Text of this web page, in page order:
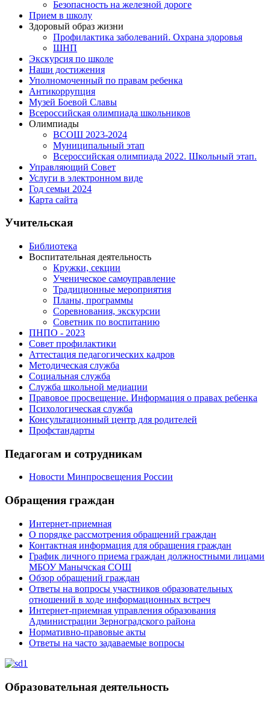
Безопасность на железной дороге
Прием в школу
Здоровый образ жизни
Профилактика заболеваний. Охрана здоровья
ШНП
Экскурсия по школе
Наши достижения
Уполномоченный по правам ребенка
Антикоррупция
Музей Боевой Славы
Всероссийская олимпиада школьников
Олимпиады
ВСОШ 2023-2024
Муниципальный этап
Всероссийская олимпиада 2022. Школьный этап.
Управляющий Совет
Услуги в электронном виде
Год семьи 2024
Карта сайта
Учительская
Библиотека
Воспитательная деятельность
Кружки, секции
Ученическое самоуправление
Традиционные мероприятия
Планы, программы
Соревнования, экскурсии
Советник по воспитанию
ПНПО - 2023
Совет профилактики
Аттестация педагогических кадров
Методическая служба
Социальная служба
Служба школьной медиации
Правовое просвещение. Информация о правах ребенка
Психологическая служба
Консультационный центр для родителей
Профстандарты
Педагогам и сотрудникам
Новости Минпросвещения России
Обращения граждан
Интернет-приемная
О порядке рассмотрения обращений граждан
Контактная информация для обращения граждан
График личного приема граждан должностными лицами
МБОУ Манычская СОШ
Обзор обращений граждан
Ответы на вопросы участников образовательных
отношений в ходе информационных встреч
Интернет-приемная управления образования
Администрации Зерноградского района
Нормативно-правовые акты
Ответы на часто задаваемые вопросы
Образовательная деятельность